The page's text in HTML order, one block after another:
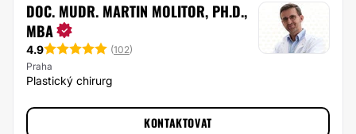
DOC. MUDR. MARTIN MOLITOR, PH.D.,
MBA
4.9 (102)
Praha
Plastický chirurg
KONTAKTOVAT